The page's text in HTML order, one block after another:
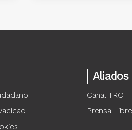
Aliados
Canal TRO
Prensa Libre